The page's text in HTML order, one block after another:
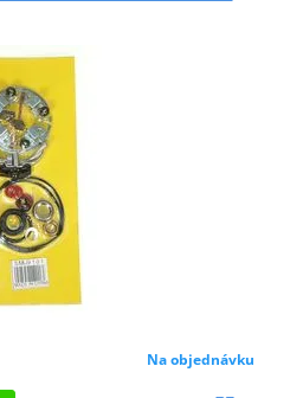
Na objednávku